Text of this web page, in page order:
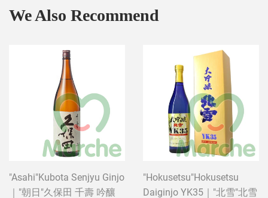
We Also Recommend
"Asahi"Kubota Senjyu Ginjo
｜"朝日"久保田 千壽 吟釀
"Hokusetsu"Hokusetsu
Daiginjo YK35｜"北雪"北雪